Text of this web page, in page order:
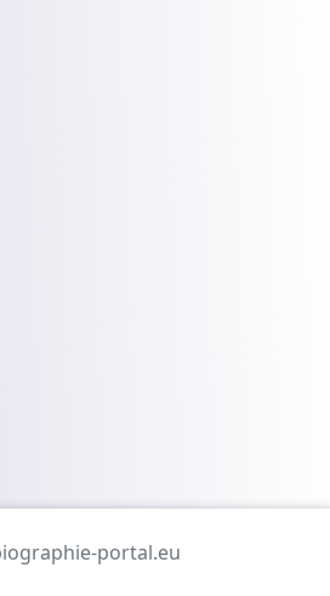
portal.eu